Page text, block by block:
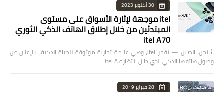
30 أكتوبر 2023
itel موجهة لإثارة الأسواق على مستوى
المبتدئين من خلال إطلاق الهاتف الذكي الثوري
itel A70
شنجن، الصين — تفخر itel، وهي علامة تجارية موثوقة للحياة الذكية، بالإعلان عن
وصول هاتفها الذكي الذي طال انتظاره itel A…
28 فبراير 2019